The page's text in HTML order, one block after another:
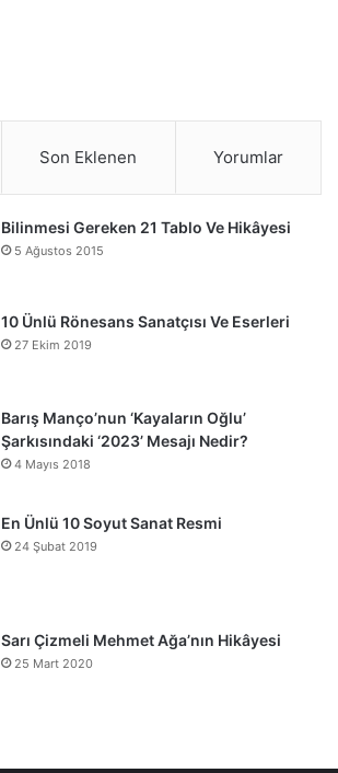
Son Eklenen Yorumlar
Bilinmesi Gereken 21 Tablo Ve Hikâyesi
5 Ağustos 2015
10 Ünlü Rönesans Sanatçısı Ve Eserleri
27 Ekim 2019
Barış Manço’nun ‘Kayaların Oğlu’
Şarkısındaki ‘2023’ Mesajı Nedir?
4 Mayıs 2018
En Ünlü 10 Soyut Sanat Resmi
24 Şubat 2019
Sarı Çizmeli Mehmet Ağa’nın Hikâyesi
25 Mart 2020